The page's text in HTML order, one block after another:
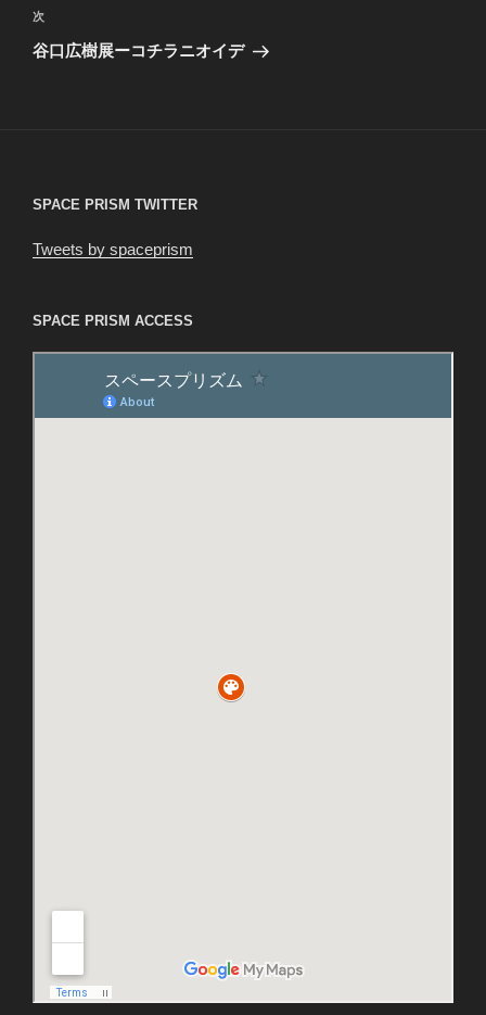
ビ
ゲ
稿
次
の
次
谷口広樹展ーコチラニオイデ
SPACE PRISM TWITTER
Tweets by spaceprism
SPACE PRISM ACCESS